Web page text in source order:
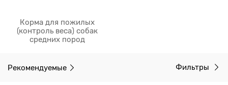
Корма для пожилых
(контроль веса) собак
средних пород
Рекомендуемые Фильтры